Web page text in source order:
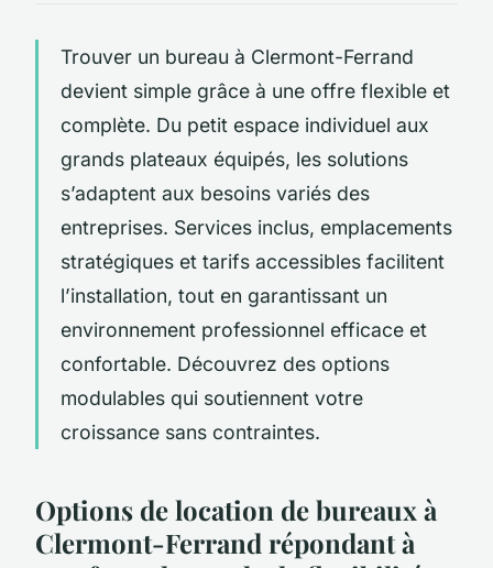
Trouver un bureau à Clermont-Ferrand
devient simple grâce à une offre flexible et
complète. Du petit espace individuel aux
grands plateaux équipés, les solutions
s’adaptent aux besoins variés des
entreprises. Services inclus, emplacements
stratégiques et tarifs accessibles facilitent
l’installation, tout en garantissant un
environnement professionnel efficace et
confortable. Découvrez des options
modulables qui soutiennent votre
croissance sans contraintes.
Options de location de bureaux à
Clermont-Ferrand répondant à